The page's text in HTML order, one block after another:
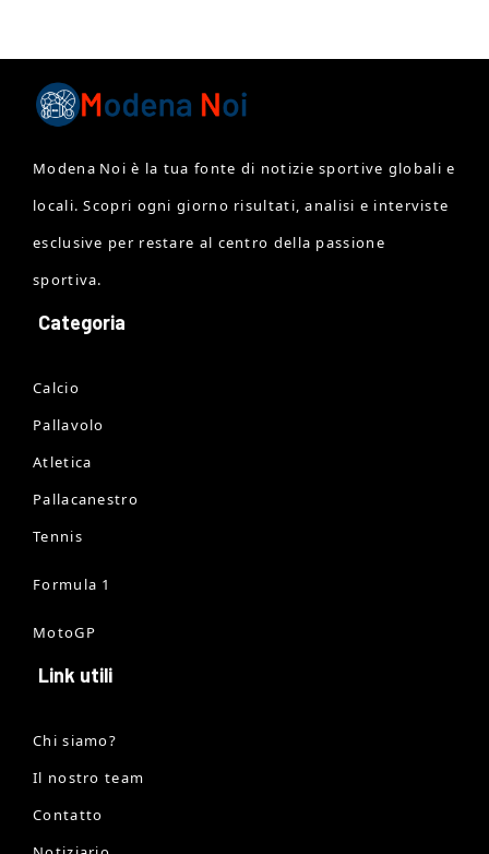
Modena Noi è la tua fonte di notizie sportive globali e
locali. Scopri ogni giorno risultati, analisi e interviste
esclusive per restare al centro della passione
sportiva.
Categoria
Calcio
Pallavolo
Atletica
Pallacanestro
Tennis
Formula 1
MotoGP
Link utili
Chi siamo?
Il nostro team
Contatto